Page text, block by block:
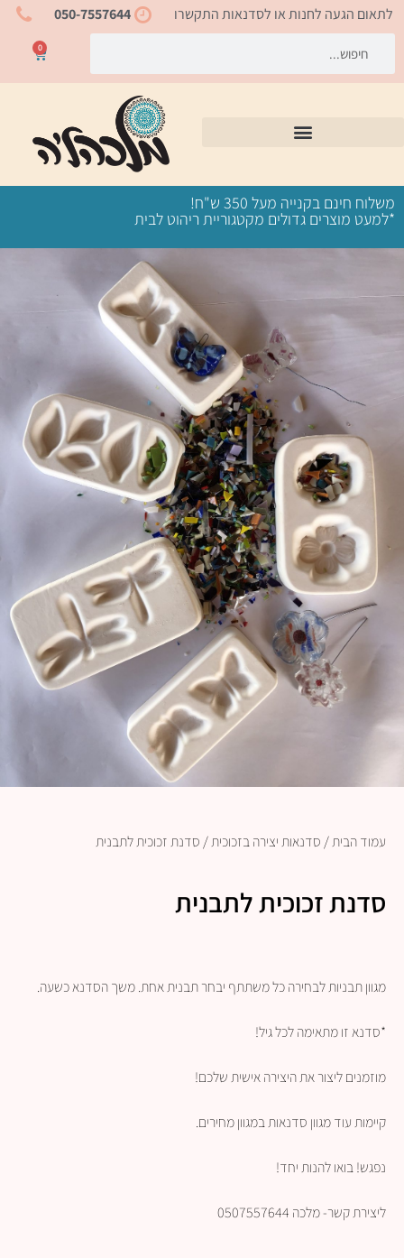
דילוג
050-7557644 לתאום הגעה לחנות או לסדנאות התקשרו
0
עגלת
קניות
משלוח חינם בקנייה מעל 350 ש"ח!
*למעט מוצרים גדולים מקטגוריית ריהוט לבית
עמוד הבית/סדנאות יצירה בזכוכית/ סדנת זכוכית לתבנית
סדנת זכוכית לתבנית
מגוון תבניות לבחירה כל משתתף יבחר תבנית אחת. משך הסדנא כשעה.
*סדנא זו מתאימה לכל גיל!
מוזמנים ליצור את היצירה אישית שלכם!
קיימות עוד מגוון סדנאות במגוון מחירים.
נפגש! בואו להנות יחד!
ליצירת קשר- מלכה 0507557644